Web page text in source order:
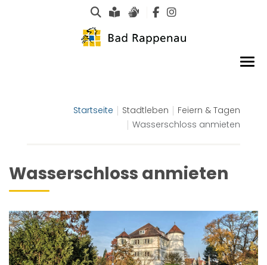
Suche
Leichte Sprache
Gebärdensprachen
Startseite Stadtleben
Feiern & Tagen
Wasserschloss anmieten
Wasserschloss anmieten